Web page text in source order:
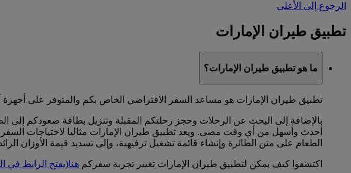
الرجوع إلى الأعلى
تطبيق طيران الإمارات
ما هو تطبيق طيران الإمارات؟
تطبيق طيران الإمارات هو مساعد السفر الافتراضي الخاص بكم والمتوفر على أجهزة
بالإضافة إلى البحث عن الرحلات وحجز رحلتكم المقبلة وتنزيل بطاقة صعودكم إلى
أحدث وأسهل من أي وقت مضى. ويعد تطبيق طيران الإمارات مثاليا لاحتياجات السفر
الطعام على متن الطائرة وإنشاء قائمة تشغيل ترفيهية، وإلى تسديد قيمة الأوزان
اكتشفوا كيف يمكن لتطبيق طيران الإمارات تغيير تجربة سفركم هنا(يفتح الرابط في